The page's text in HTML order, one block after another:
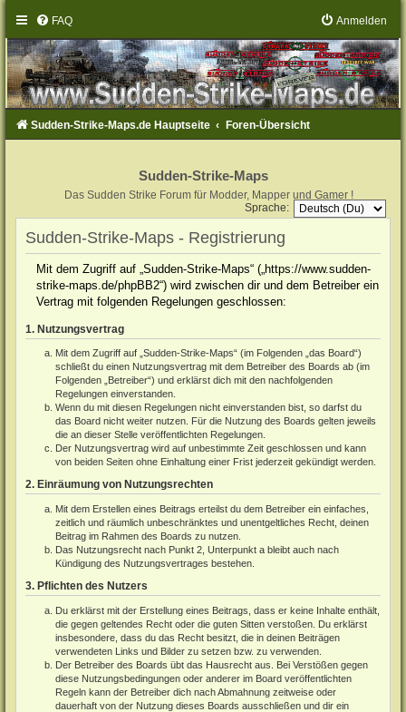
FAQ Anmelden
Sudden-Strike-Maps.de Hauptseite Foren-Übersicht
Sudden-Strike-Maps
Das Sudden Strike Forum für Modder, Mapper und Gamer !
Sprache:
Sudden-Strike-Maps - Registrierung
Mit dem Zugriff auf „Sudden-Strike-Maps“ („https://www.sudden-
strike-maps.de/phpBB2“) wird zwischen dir und dem Betreiber ein
Vertrag mit folgenden Regelungen geschlossen:
1. Nutzungsvertrag
Mit dem Zugriff auf „Sudden-Strike-Maps“ (im Folgenden „das Board“)
schließt du einen Nutzungsvertrag mit dem Betreiber des Boards ab (im
Folgenden „Betreiber“) und erklärst dich mit den nachfolgenden
Regelungen einverstanden.
Wenn du mit diesen Regelungen nicht einverstanden bist, so darfst du
das Board nicht weiter nutzen. Für die Nutzung des Boards gelten jeweils
die an dieser Stelle veröffentlichten Regelungen.
Der Nutzungsvertrag wird auf unbestimmte Zeit geschlossen und kann
von beiden Seiten ohne Einhaltung einer Frist jederzeit gekündigt werden.
2. Einräumung von Nutzungsrechten
Mit dem Erstellen eines Beitrags erteilst du dem Betreiber ein einfaches,
zeitlich und räumlich unbeschränktes und unentgeltliches Recht, deinen
Beitrag im Rahmen des Boards zu nutzen.
Das Nutzungsrecht nach Punkt 2, Unterpunkt a bleibt auch nach
Kündigung des Nutzungsvertrages bestehen.
3. Pflichten des Nutzers
Du erklärst mit der Erstellung eines Beitrags, dass er keine Inhalte enthält,
die gegen geltendes Recht oder die guten Sitten verstoßen. Du erklärst
insbesondere, dass du das Recht besitzt, die in deinen Beiträgen
verwendeten Links und Bilder zu setzen bzw. zu verwenden.
Der Betreiber des Boards übt das Hausrecht aus. Bei Verstößen gegen
diese Nutzungsbedingungen oder anderer im Board veröffentlichten
Regeln kann der Betreiber dich nach Abmahnung zeitweise oder
dauerhaft von der Nutzung dieses Boards ausschließen und dir ein